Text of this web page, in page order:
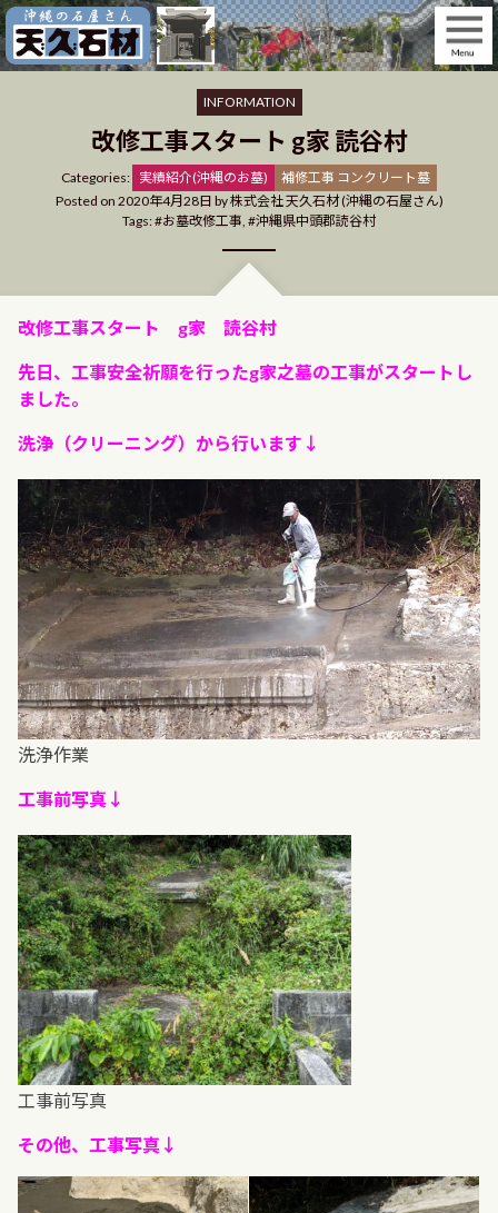
Skip
to
content
INFORMATION
改修工事スタート g家 読谷村
Categories: Categories
実績紹介(沖縄のお墓)
補修工事 コンクリート墓
Posted on 2020年4月28日 by株式会社 天久石材 (沖縄の石屋さん)
Tags:
お墓改修工事, 沖縄県中頭郡読谷村
改修工事スタート g家 読谷村
先日、工事安全祈願を行ったg家之墓の工事がスタートし
ました。
洗浄（クリーニング）から行います↓
洗浄作業
工事前写真↓
工事前写真
その他、工事写真↓